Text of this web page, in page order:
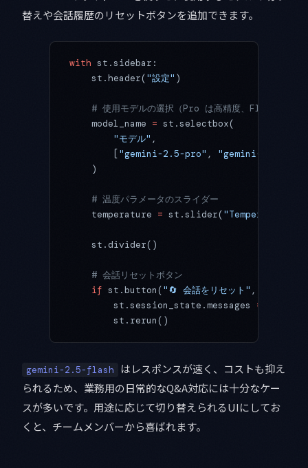
替えや会話履歴のリセットボタンを追加できます。
with st.sidebar:
    st.header(
"設定" )
# 使用モデルの選択（Pro は高精度、Flash は高
    model_name
= st.selectbox(
        "モデル"
,
        [
"gemini-2.5-pro" , "gemini-2.5-
    )
    # 温度パラメータのスライダー
    temperature
= st.slider("Temperature"
    st.divider()
    # 会話リセットボタン
    if
st.button("🔄 会話をリセット" ,
        st.session_state.messages
=
        st.rerun()
gemini-2.5-flash
はレスポンスが速く、コストも抑え
られるため、業務用の日常的なQ&A対応には十分なケー
スが多いです。用途に応じて切り替えられるUIにしてお
くと、チームメンバーから喜ばれます。